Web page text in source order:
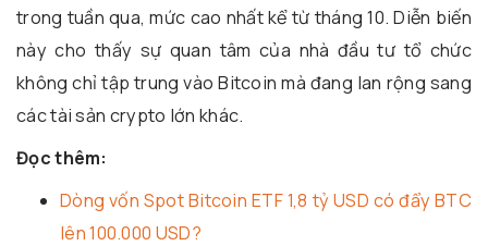
trong tuần qua, mức cao nhất kể từ tháng 10. Diễn biến
này cho thấy sự quan tâm của nhà đầu tư tổ chức
không chỉ tập trung vào Bitcoin mà đang lan rộng sang
các tài sản crypto lớn khác.
Đọc thêm:
Dòng vốn Spot Bitcoin ETF 1,8 tỷ USD có đẩy BTC
lên 100.000 USD?